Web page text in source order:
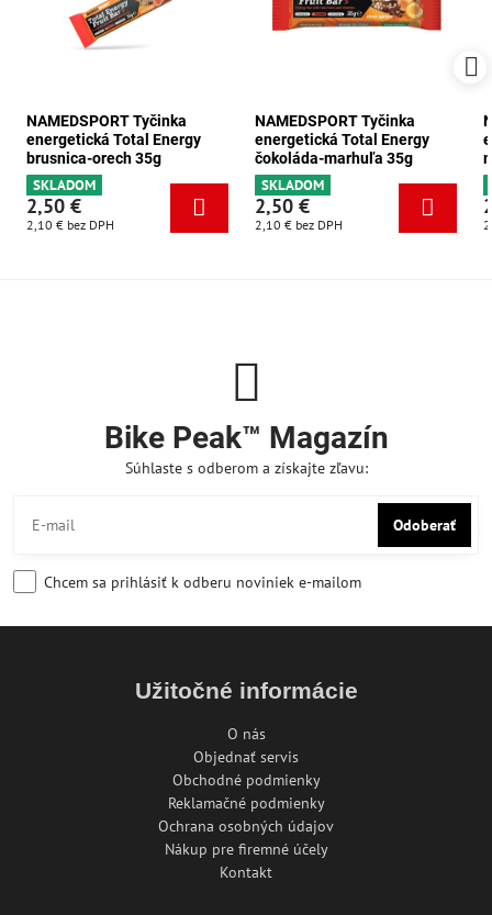
NAMEDSPORT Tyčinka
energetická Total Energy
brusnica-orech 35g
SKLADOM
2,50 €
2,10 € bez DPH
NAMEDSPORT Tyčinka
energetická Total Energy
čokoláda-marhuľa 35g
SKLADOM
2,50 €
2,10 € bez DPH
Bike Peak™ Magazín
Súhlaste s odberom a získajte zľavu:
Odoberať
Chcem sa prihlásiť k odberu noviniek e-mailom
Užitočné informácie
O nás
Objednať servis
Obchodné podmienky
Reklamačné podmienky
Ochrana osobných údajov
Nákup pre firemné účely
Kontakt